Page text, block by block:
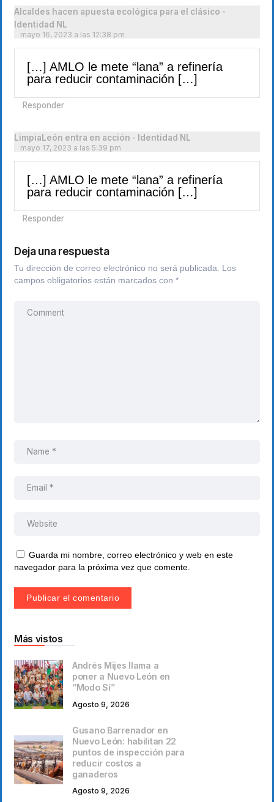
Alcaldes hacen apuesta ecológica para el clásico -
Identidad NL
mayo 16, 2023 a las 12:38 pm
[…] AMLO le mete “lana” a refinería
para reducir contaminación […]
Responder
LimpiaLeón entra en acción - Identidad NL
mayo 17, 2023 a las 5:39 pm
[…] AMLO le mete “lana” a refinería
para reducir contaminación […]
Responder
Deja una respuesta
Tu dirección de correo electrónico no será publicada. Los
campos obligatorios están marcados con *
Guarda mi nombre, correo electrónico y web en este
navegador para la próxima vez que comente.
Más vistos
Andrés Mijes llama a
poner a Nuevo León en
“Modo Sí”
Agosto 9, 2026
Gusano Barrenador en
Nuevo León: habilitan 22
puntos de inspección para
reducir costos a
ganaderos
Agosto 9, 2026